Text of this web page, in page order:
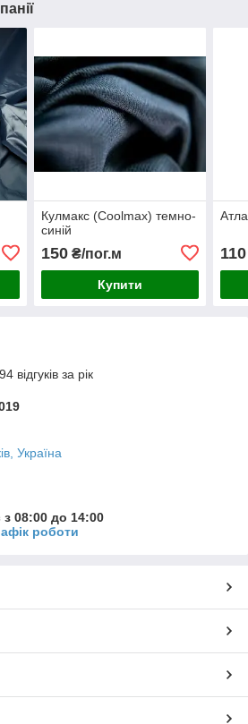
Кулмакс (Coolmax) темно-
синій
150₴/пог.м
Купити
110
відгуків за рік
Україна
08:00 до 14:00
роботи